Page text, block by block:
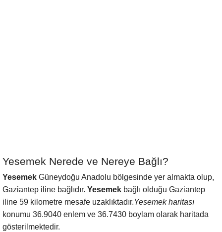
Yesemek Nerede ve Nereye Bağlı?
Yesemek Güneydoğu Anadolu bölgesinde yer almakta olup,
Gaziantep iline bağlıdır. Yesemek bağlı olduğu Gaziantep
iline 59 kilometre mesafe uzaklıktadır.Yesemek haritası
konumu 36.9040 enlem ve 36.7430 boylam olarak haritada
gösterilmektedir.